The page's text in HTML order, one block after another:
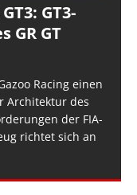
GT3-
GR GT
Racing einen
Architektur des
der FIA-
richtet sich an